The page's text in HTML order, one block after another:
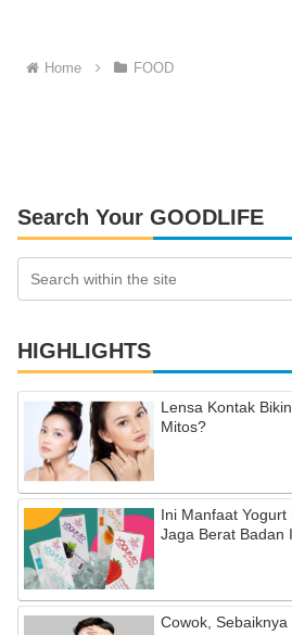
Home FOOD
Search Your GOODLIFE
HIGHLIGHTS
Lensa Kontak
Mitos?
Ini Manfaat
Jaga Berat Badan
Cowok,